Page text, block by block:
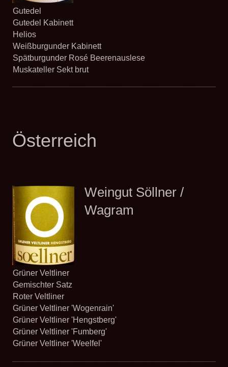
Gutedel
Gutedel Kabinett
Helios
Weißburgunder Kabinett
Spätburgunder Rosé Beerenauslese
Muskateller Sekt brut
Österreich
Weingut Söllner /
Wagram
Grüner Veltliner
Gemischter Satz
Roter Veltliner
Grüner Veltliner 'Wogenrain'
Grüner Veltliner 'Hengstberg'
Grüner Veltliner 'Fumberg'
Grüner Veltliner 'Weelfel'